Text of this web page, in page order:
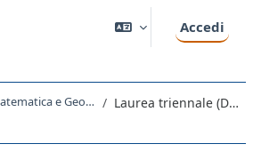
Accedi
Dipartimento di Matematica e Geoscienze Laurea triennale (DM270)